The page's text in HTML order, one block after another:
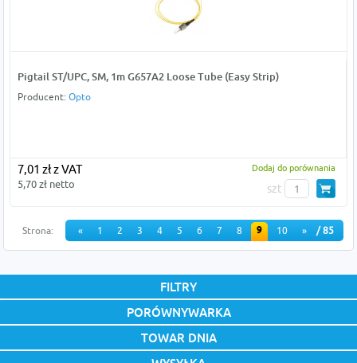
Pigtail ST/UPC, SM, 1m G657A2 Loose Tube (Easy Strip)
Producent: Opto
7,01 zł z VAT
5,70 zł netto
Dodaj do porównania
szt
Strona: « 1 2 3 4 5 6 7 8 9 10 » / 85
FILTRY
PORÓWNYWARKA
TOWAR DNIA